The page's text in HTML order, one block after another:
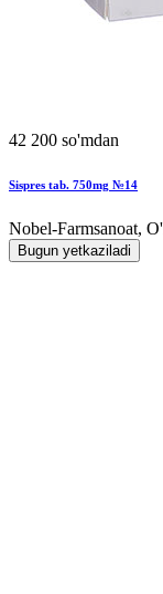
42 200 so'mdan
Sispres tab. 750mg №14
Nobel-Farmsanoat,
Bugun yetkaziladi